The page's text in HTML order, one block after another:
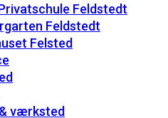
Feldstedt
Feldstedt
Felsted
værksted